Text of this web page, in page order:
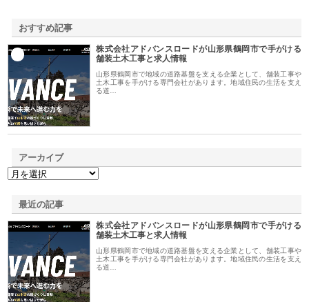
おすすめ記事
株式会社アドバンスロードが山形県鶴岡市で手がける
舗装土木工事と求人情報
山形県鶴岡市で地域の道路基盤を支える企業として、舗装工事や
土木工事を手がける専門会社があります。地域住民の生活を支え
る道…
アーカイブ
最近の記事
株式会社アドバンスロードが山形県鶴岡市で手がける
舗装土木工事と求人情報
山形県鶴岡市で地域の道路基盤を支える企業として、舗装工事や
土木工事を手がける専門会社があります。地域住民の生活を支え
る道…